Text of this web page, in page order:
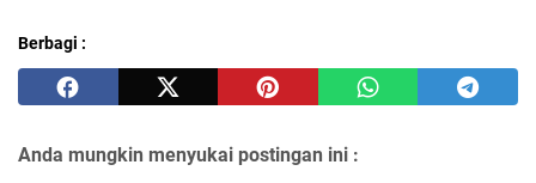
Berbagi :
Anda mungkin menyukai postingan ini :